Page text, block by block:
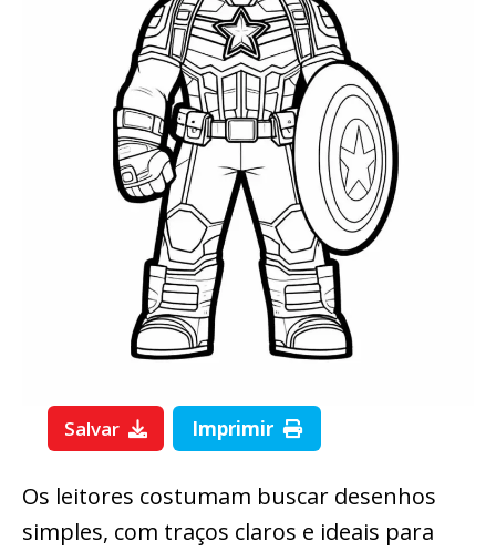
Salvar Imprimir
Os leitores costumam buscar desenhos
simples, com traços claros e ideais para